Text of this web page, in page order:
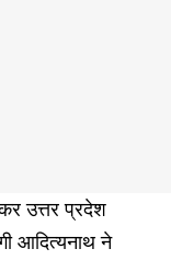
उत्तर प्रदेश
आदित्यनाथ ने